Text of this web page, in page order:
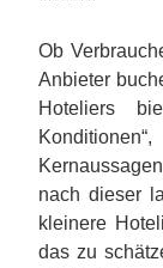
Ob
Anbieter
Hoteliers
nach dieser
kleinere
das zu